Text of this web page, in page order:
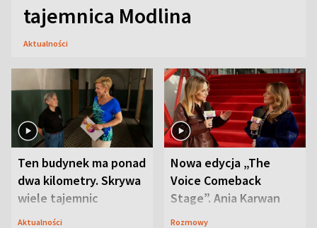
tajemnica Modlina
Aktualności
Ten budynek ma ponad
dwa kilometry. Skrywa
wiele tajemnic
Aktualności
Nowa edycja „The
Voice Comeback
Stage”. Ania Karwan
zapowiada
Rozmowy